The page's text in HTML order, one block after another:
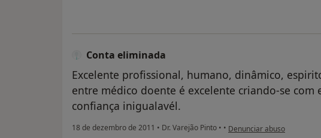
Conta eliminada
Excelente profissional, humano, dinâmico,
entre médico doente é excelente criando-se com
confiança inigualavél.
18 de dezembro de 2011 • Dr. Varejão Pinto • • na opinião do utilizador
Denunciar abuso